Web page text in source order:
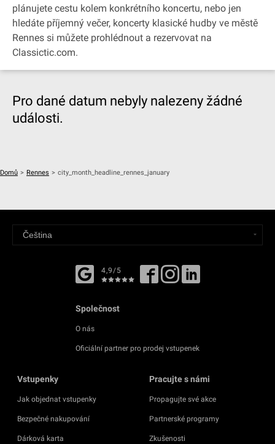
plánujete cestu kolem konkrétního koncertu, nebo jen
hledáte příjemný večer, koncerty klasické hudby ve městě
Rennes si můžete prohlédnout a rezervovat na
Classictic.com.
Pro dané datum nebyly nalezeny žádné
události.
Domů > Rennes > city_month_headline_rennes_january
4,9/5
Společnost
O nás
Oficiální partner pro prodej vstupenek
Vstupenky
Jak objednat vstupenky
Bezpečné nakupování
Dárková karta
Pracujte s námi
Propagujte své akce
Partnerské programy
Zkušenosti